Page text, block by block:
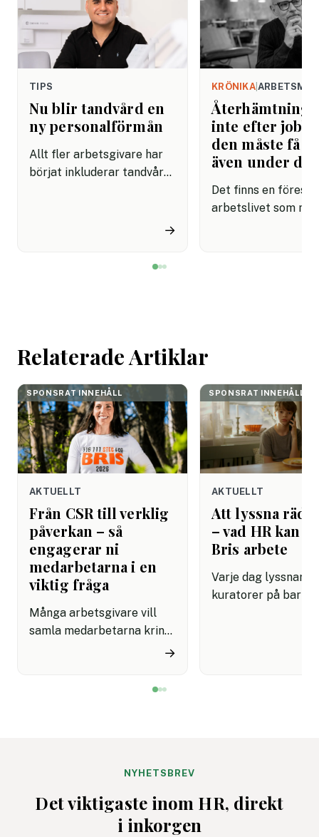
TIPS
Nu blir tandvård en
ny personalförmån
Allt fler arbetsgivare har
börjat inkluderar tandvård i
miljon svenskar uppger att
→
KRÖNIKA|
Återhämtning
inte efter
den måste få
även under
Det finns en
arbetslivet som
Relaterade Artiklar
SPONSRAT INNEHÅLL
AKTUELLT
Från CSR till verklig
påverkan – så
engagerar ni
medarbetarna i en
viktig fråga
Många arbetsgivare vill
samla medarbetarna kring
Bris stegutmaning 116 111
må bra är ett exempel där
rörelse, gemenskap och
→
SPONSRAT INNEHÅLL
AKTUELLT
Att lyssna
– vad HR kan
Bris arbete
Varje dag lyssnar
kuratorer på barn
tillit och
NYHETSBREV
Det viktigaste inom HR, direkt
i inkorgen